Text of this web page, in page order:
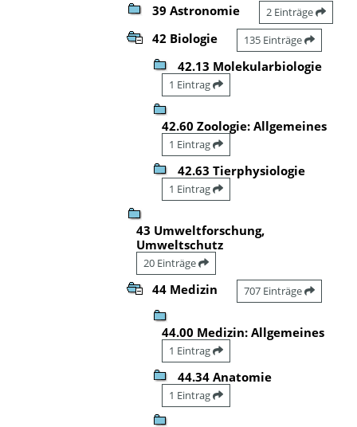
39 Astronomie 2 Einträge
42 Biologie 135 Einträge
42.13 Molekularbiologie
1 Eintrag
42.60 Zoologie: Allgemeines
1 Eintrag
42.63 Tierphysiologie
1 Eintrag
43 Umweltforschung,
Umweltschutz
20 Einträge
44 Medizin 707 Einträge
44.00 Medizin: Allgemeines
1 Eintrag
44.34 Anatomie
1 Eintrag